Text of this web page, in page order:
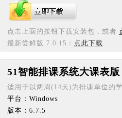
点击上面的按钮下载安装包，或者
最新尝鲜版 7.0.15： 点此下载
51智能排课系统大课表版
适用于以两周(14天)为排课单位的
平台：Windows
版本：6.7.5